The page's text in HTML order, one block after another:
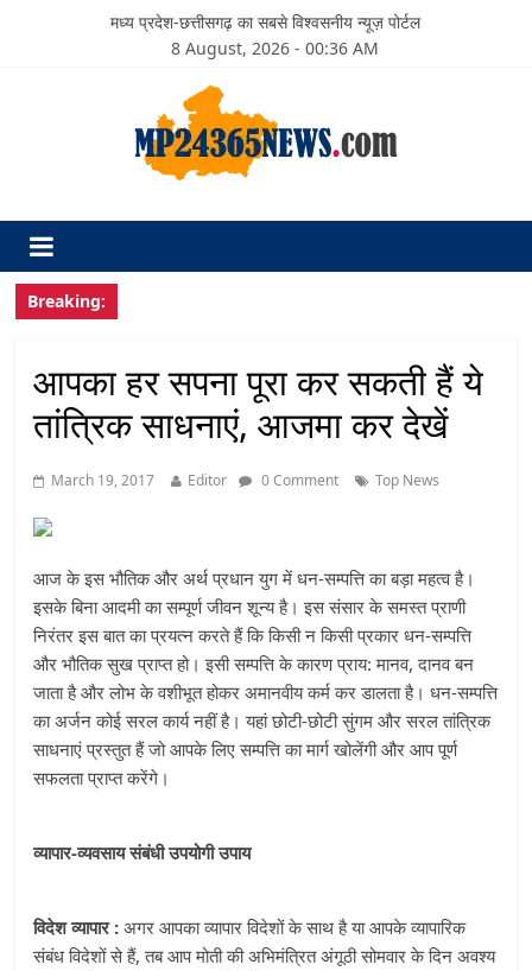
मध्य प्रदेश-छत्तीसगढ़ का सबसे विश्वसनीय न्यूज़ पोर्टल
8 August, 2026 - 00:36 AM
Breaking:
आपका हर सपना पूरा कर सकती हैं ये
तांत्रिक साधनाएं, आजमा कर देखें
March 19, 2017 Editor 0 Comment Top News
आज के इस भौतिक और अर्थ प्रधान युग में धन-सम्पत्ति का बड़ा महत्व है।
इसके बिना आदमी का सम्पूर्ण जीवन शून्य है। इस संसार के समस्त प्राणी
निरंतर इस बात का प्रयत्न करते हैं कि किसी न किसी प्रकार धन-सम्पत्ति
और भौतिक सुख प्राप्त हो। इसी सम्पत्ति के कारण प्राय: मानव, दानव बन
जाता है और लोभ के वशीभूत होकर अमानवीय कर्म कर डालता है। धन-सम्पत्ति
का अर्जन कोई सरल कार्य नहीं है। यहां छोटी-छोटी सुंगम और सरल तांत्रिक
साधनाएं प्रस्तुत हैं जो आपके लिए सम्पत्ति का मार्ग खोलेंगी और आप पूर्ण
सफलता प्राप्त करेंगे।
व्यापार-व्यवसाय संबंधी उपयोगी उपाय
विदेश व्यापार : अगर आपका व्यापार विदेशों के साथ है या आपके व्यापारिक
संबंध विदेशों से हैं, तब आप मोती की अभिमंत्रित अंगूठी सोमवार के दिन अवश्य